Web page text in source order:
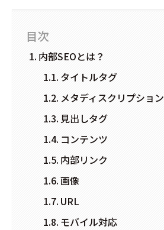
目次
内部SEOとは？
タイトルタグ
メタディスクリプション
見出しタグ
コンテンツ
内部リンク
画像
URL
モバイル対応